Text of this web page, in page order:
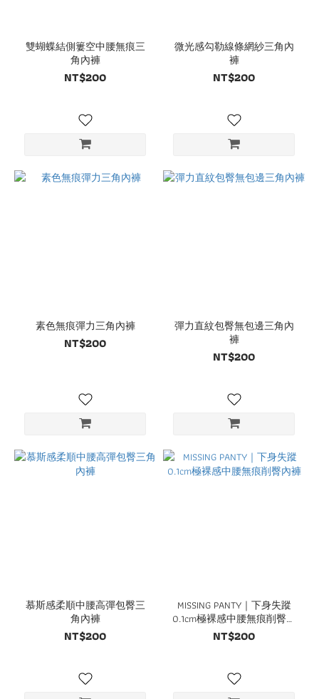
雙蝴蝶結側簍空中腰無痕三
角內褲
NT$200
微光感勾勒線條網紗三角內
褲
NT$200
素色無痕彈力三角內褲
NT$200
彈力直紋包臀無包邊三角內
褲
NT$200
慕斯感柔順中腰高彈包臀三
角內褲
NT$200
MISSING PANTY｜下身失蹤
0.1cm極裸感中腰無痕削臀內
褲
NT$200